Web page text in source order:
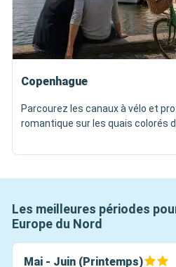
Copenhague
Parcourez les canaux à vélo et
romantique sur les quais colorés
Les meilleures périodes
Europe du Nord
Mai - Juin (Printemps)